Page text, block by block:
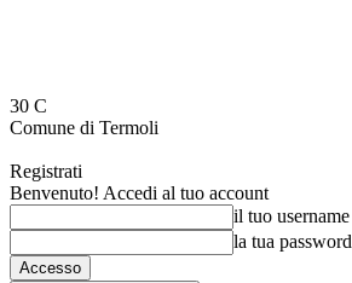
30 C
Comune di Termoli
Registrati
Benvenuto! Accedi al tuo account
il tuo username
la tua password